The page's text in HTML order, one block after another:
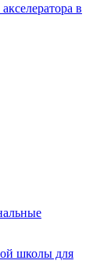
в
школы для